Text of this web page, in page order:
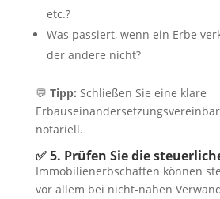
etc.?
Was passiert, wenn ein Erbe
der andere nicht?
💬 Tipp: Schließen Sie eine klare
notariell.
✅ 5. Prüfen Sie die
Immobilienerbschaften können
vor allem bei nicht-nahen